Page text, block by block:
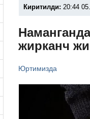
Киритилди: 20:44
жирканч
Юртимизда